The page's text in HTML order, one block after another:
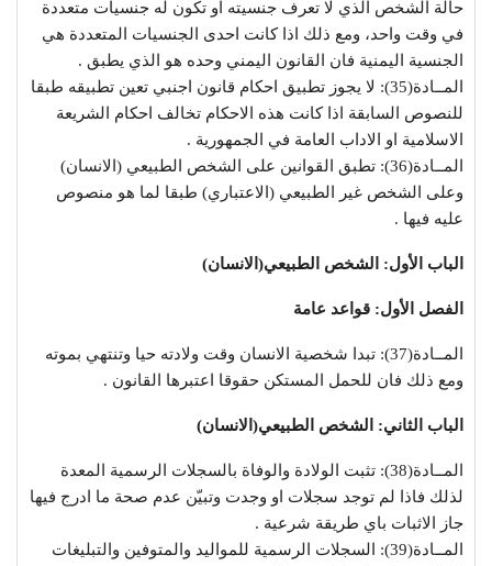
حالة الشخص الذي لا تعرف جنسيته او تكون له جنسيات متعددة
في وقت واحد، ومع ذلك اذا كانت احدى الجنسيات المتعددة هي
الجنسية اليمنية فان القانون اليمني وحده هو الذي يطبق .
المــادة(35): لا يجوز تطبيق احكام قانون اجنبي تعين تطبيقه طبقا
للنصوص السابقة اذا كانت هذه الاحكام تخالف احكام الشريعة
الاسلامية او الاداب العامة في الجمهورية .
المــادة(36): تطبق القوانين على الشخص الطبيعي (الانسان)
وعلى الشخص غير الطبيعي (الاعتباري) طبقا لما هو منصوص
عليه فيها .
الباب الأول: الشخص الطبيعي(الانسان)
الفصل الأول: قواعد عامة
المــادة(37): تبدا شخصية الانسان وقت ولادته حيا وتنتهي بموته
ومع ذلك فان للحمل المستكن حقوقا اعتبرها القانون .
الباب الثاني: الشخص الطبيعي(الانسان)
المــادة(38): تثبت الولادة والوفاة بالسجلات الرسمية المعدة
لذلك فاذا لم توجد سجلات او وجدت وتبيّن عدم صحة ما ادرج فيها
جاز الاثبات باي طريقة شرعية .
المــادة(39): السجلات الرسمية للمواليد والمتوفين والتبليغات